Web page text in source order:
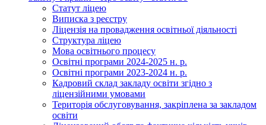
Статут ліцею
Виписка з реєстру
Ліцензія на провадження освітньої діяльності
Структура ліцею
Мова освітнього процесу
Освітні програми 2024-2025 н. р.
Освітні програми 2023-2024 н. р.
Кадровий склад закладу освіти згідно з
ліцензійними умовами
Територія обслуговування, закріплена за закладом
освіти